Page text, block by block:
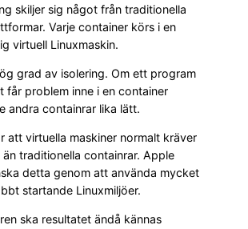
skiljer sig något från traditionella
Varje container körs i en
virtuell Linuxmaskin.
grad av isolering. Om ett program
får problem inne i en container
andra containrar lika lätt.
att virtuella maskiner normalt kräver
än traditionella containrar. Apple
detta genom att använda mycket
startande Linuxmiljöer.
ska resultatet ändå kännas